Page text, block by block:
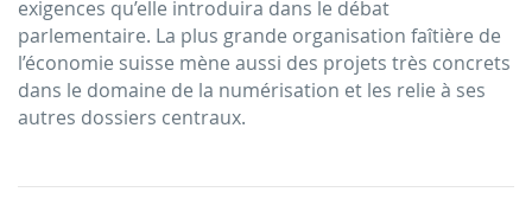
exigences qu’elle introduira dans le débat
parlementaire. La plus grande organisation faîtière de
l’économie suisse mène aussi des projets très concrets
dans le domaine de la numérisation et les relie à ses
autres dossiers centraux.